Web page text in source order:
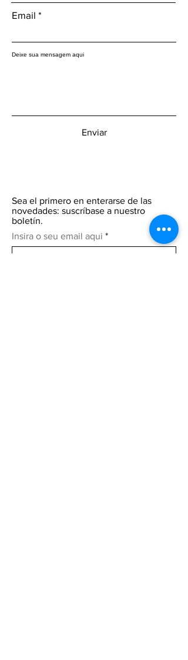
Email
Deixe sua mensagem aqui
Enviar
Sea el primero en enterarse de las
novedades: suscríbase a nuestro
boletín.
Insira o seu email aqui